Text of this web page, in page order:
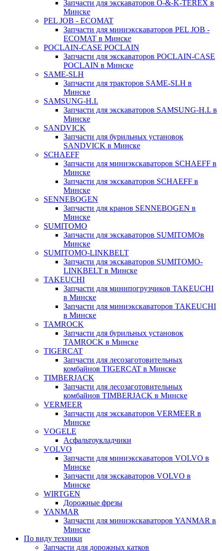
Запчасти для экскаваторов O-&-K-TEREX в
Минске
PEL JOB - ECOMAT
Запчасти для миниэкскаваторов PEL JOB -
ECOMAT в Минске
POCLAIN-CASE POCLAIN
Запчасти для экскаваторов POCLAIN-CASE
POCLAIN в Минске
SAME-SLH
Запчасти для тракторов SAME-SLH в
Минске
SAMSUNG-H.I.
Запчасти для экскаваторов SAMSUNG-H.I. в
Минске
SANDVICK
Запчасти для бурильных установок
SANDVICK в Минске
SCHAEFF
Запчасти для миниэкскаваторов SCHAEFF в
Минске
Запчасти для экскаваторов SCHAEFF в
Минске
SENNEBOGEN
Запчасти для кранов SENNEBOGEN в
Минске
SUMITOMO
Запчасти для экскаваторов SUMITOMOв
Минске
SUMITOMO-LINKBELT
Запчасти для экскаваторов SUMITOMO-
LINKBELT в Минске
TAKEUCHI
Запчасти для минипогрузчиков TAKEUCHI
в Минске
Запчасти для миниэкскаваторов TAKEUCHI
в Минске
TAMROCK
Запчасти для бурильных установок
TAMROCK в Минске
TIGERCAT
Запчасти для лесозаготовительных
комбайнов TIGERCAT в Минске
TIMBERJACK
Запчасти для лесозаготовительных
комбайнов TIMBERJACK в Минске
VERMEER
Запчасти для экскаваторов VERMEER в
Минске
VOGELE
Асфальтоукладчики
VOLVO
Запчасти для миниэкскаваторов VOLVO в
Минске
Запчасти для экскаваторов VOLVO в
Минске
WIRTGEN
Дорожные фрезы
YANMAR
Запчасти для миниэкскаваторов YANMAR в
Минске
По виду техники
Запчасти для дорожных катков